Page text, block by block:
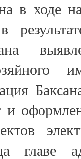
в ходе
и
главе